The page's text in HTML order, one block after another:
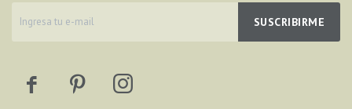
SUSCRIBIRME
  